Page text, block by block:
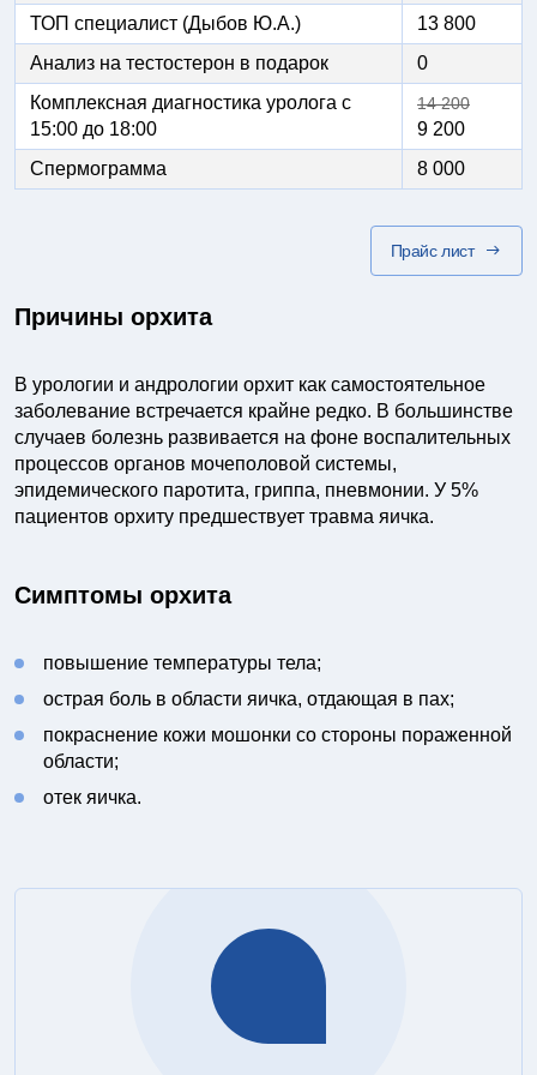
ТОП специалист (Дыбов Ю.А.)
13 800
Анализ на тестостерон в подарок
0
Комплексная диагностика уролога с
15:00 до 18:00
14 200
9 200
Спермограмма
8 000
Прайс лист
Причины орхита
В урологии и андрологии орхит как самостоятельное
заболевание встречается крайне редко. В большинстве
случаев болезнь развивается на фоне воспалительных
процессов органов мочеполовой системы,
эпидемического паротита, гриппа, пневмонии. У 5%
пациентов орхиту предшествует травма яичка.
Симптомы орхита
повышение температуры тела;
острая боль в области яичка, отдающая в пах;
покраснение кожи мошонки со стороны пораженной
области;
отек яичка.